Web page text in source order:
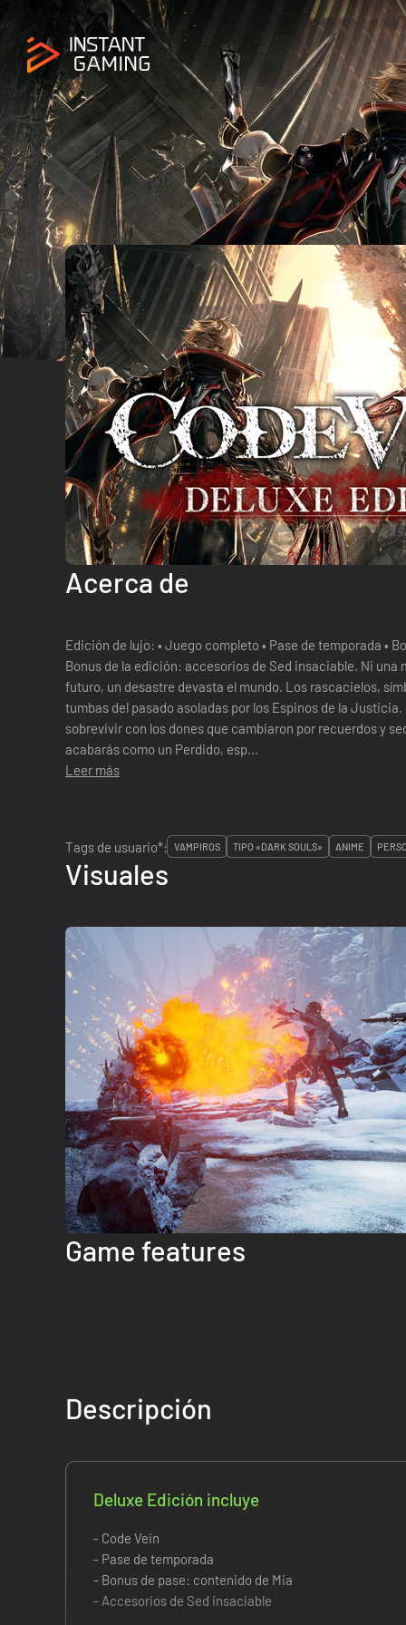
Acerca de
Edición de lujo: • Juego completo • Pase de temporada • Bonus de pase: contenido de Mia •
Bonus de la edición: accesorios de Sed insaciable. Ni una muerte segura nos detendrá. En el
futuro, un desastre devasta el mundo. Los rascacielos,
tumbas del pasado asoladas por los Espinos de la
sobrevivir con los dones que cambiaron por recuerdos y
acabarás como un Perdido, esp...
Leer más
Tags de usuario*:
VAMPIROS TIPO «DARK SOULS» ANIME
Visuales
Game features
Descripción
Deluxe Edición incluye
- Code Vein
- Pase de temporada
- Bonus de pase: contenido de Mia
- Accesorios de Sed insaciable